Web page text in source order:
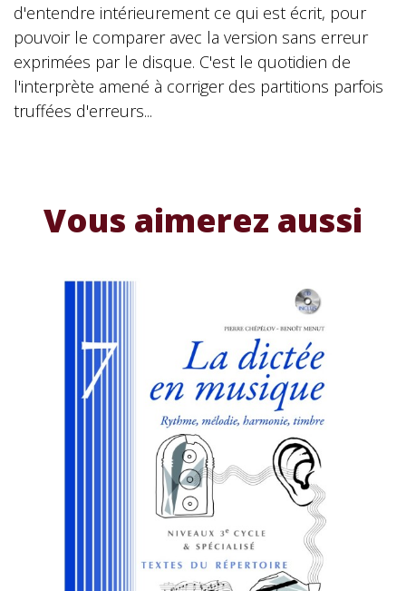
d'entendre intérieurement ce qui est écrit, pour
pouvoir le comparer avec la version sans erreur
exprimées par le disque. C'est le quotidien de
l'interprète amené à corriger des partitions parfois
truffées d'erreurs...
Vous aimerez aussi